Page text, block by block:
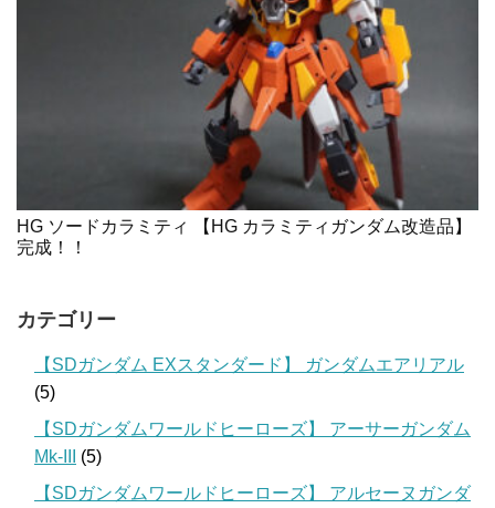
HG ソードカラミティ 【HG カラミティガンダム改造品】
完成！！
カテゴリー
【SDガンダム EXスタンダード】 ガンダムエアリアル
(5)
【SDガンダムワールドヒーローズ】 アーサーガンダム
Mk-III
(5)
【SDガンダムワールドヒーローズ】 アルセーヌガンダ